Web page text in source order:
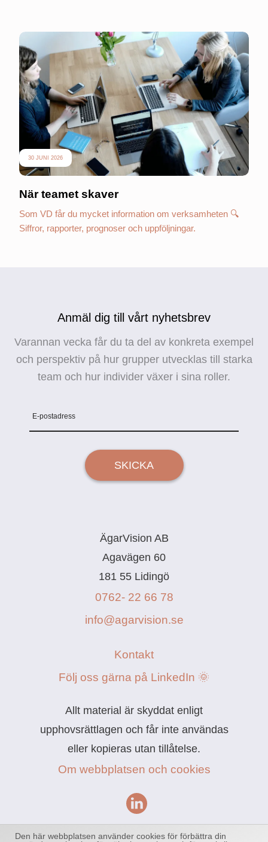
30 JUNI 2026
När teamet skaver
Som VD får du mycket information om verksamheten 🔍
Siffror, rapporter, prognoser och uppföljningar.
Anmäl dig till vårt nyhetsbrev
Varannan vecka får du ta del av konkreta exempel
och perspektiv på hur grupper utvecklas till starka
team och hur individer växer i sina roller.
E-postadress
SKICKA
ÄgarVision AB
Agavägen 60
181 55 Lidingö
0762- 22 66 78
info@agarvision.se
Kontakt
Följ oss gärna på LinkedIn 🌞
Allt material är skyddat enligt
upphovsrättlagen och får inte användas
eller kopieras utan tillåtelse.
Om webbplatsen och cookies
Powered byEasyweb
Den här webbplatsen använder cookies för förbättra din